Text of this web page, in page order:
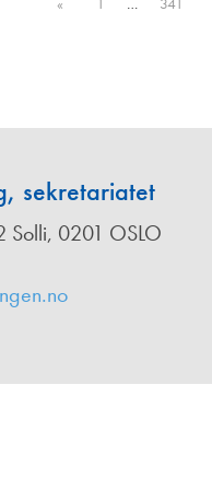
sekretariatet
Solli, 0201 OSLO